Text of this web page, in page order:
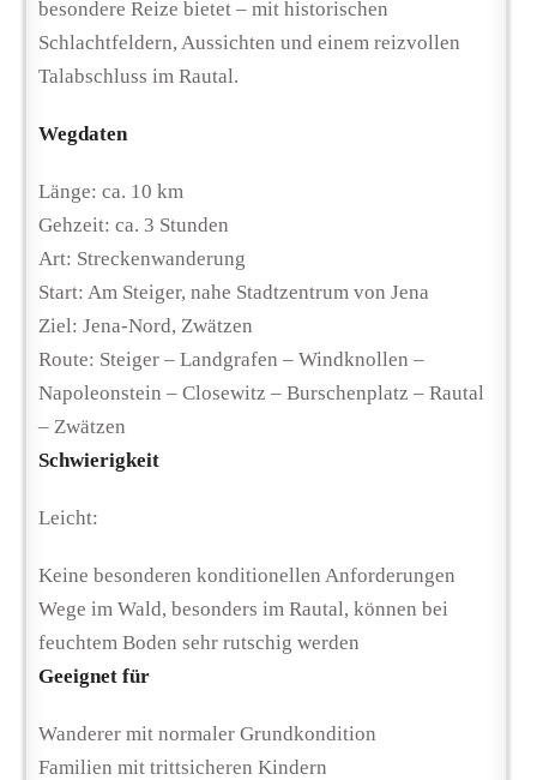
besondere Reize bietet – mit historischen
Schlachtfeldern, Aussichten und einem reizvollen
Talabschluss im Rautal.
Wegdaten
Länge: ca. 10 km
Gehzeit: ca. 3 Stunden
Art: Streckenwanderung
Start: Am Steiger, nahe Stadtzentrum von Jena
Ziel: Jena-Nord, Zwätzen
Route: Steiger – Landgrafen – Windknollen –
Napoleonstein – Closewitz – Burschenplatz – Rautal
– Zwätzen
Schwierigkeit
Leicht:
Keine besonderen konditionellen Anforderungen
Wege im Wald, besonders im Rautal, können bei
feuchtem Boden sehr rutschig werden
Geeignet für
Wanderer mit normaler Grundkondition
Familien mit trittsicheren Kindern